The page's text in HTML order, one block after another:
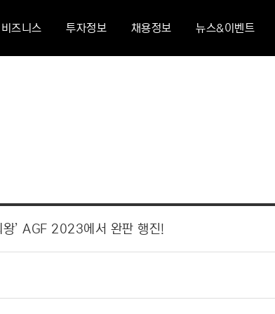
비즈니스 투자정보 채용정보 뉴스&이벤트
’ AGF 2023에서 완판 행진!